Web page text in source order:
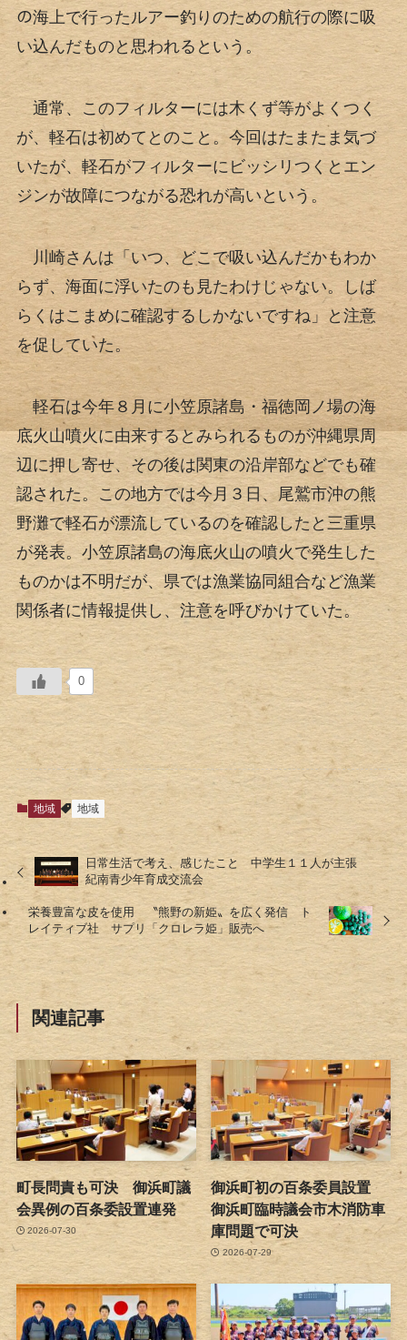
の海上で行ったルアー釣りのための航行の際に吸
い込んだものと思われるという。
通常、このフィルターには木くず等がよくつく
が、軽石は初めてとのこと。今回はたまたま気づ
いたが、軽石がフィルターにビッシリつくとエン
ジンが故障につながる恐れが高いという。
川崎さんは「いつ、どこで吸い込んだかもわか
らず、海面に浮いたのも見たわけじゃない。しば
らくはこまめに確認するしかないですね」と注意
を促していた。
軽石は今年８月に小笠原諸島・福徳岡ノ場の海
底火山噴火に由来するとみられるものが沖縄県周
辺に押し寄せ、その後は関東の沿岸部などでも確
認された。この地方では今月３日、尾鷲市沖の熊
野灘で軽石が漂流しているのを確認したと三重県
が発表。小笠原諸島の海底火山の噴火で発生した
ものかは不明だが、県では漁業協同組合など漁業
関係者に情報提供し、注意を呼びかけていた。
0
地域 地域
日常生活で考え、感じたこと 中学生１１人が主張
紀南青少年育成交流会
栄養豊富な皮を使用 〝熊野の新姫〟を広く発信 ト
レイティブ社 サプリ「クロレラ姫」販売へ
関連記事
町長問責も可決 御浜町議
会異例の百条委設置連発
2026-07-30
御浜町初の百条委員設置
御浜町臨時議会市木消防車
庫問題で可決
2026-07-29